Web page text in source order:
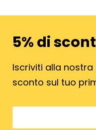
5% di
Iscriviti alla nostra
sconto sul tuo